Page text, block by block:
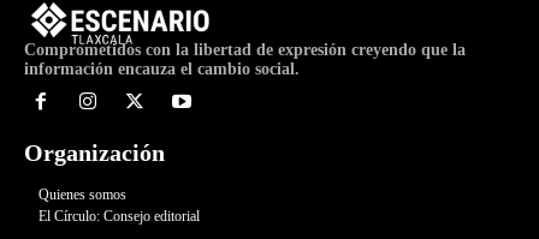
Comprometidos con la libertad de expresión creyendo que la
información encauza el cambio social.
Organización
Quienes somos
El Círculo: Consejo editorial